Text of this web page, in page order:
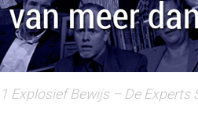
Explosief Bewijs – De Experts